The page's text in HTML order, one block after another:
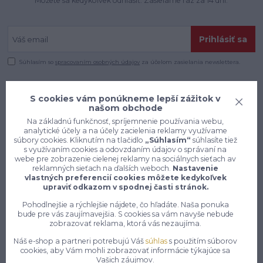
Prihlásiť sa
Súhlasím sospracovaním osobných údajov za účelom zasielania newslettera.
Konečne e-shop, kde nemusíte
vyberať medzi kvalitou a cenou,
pracovné aj voľnočasové oblečenie
S cookies vám ponúkneme lepší zážitok v
našom obchode
Na základnú funkčnosť, spríjemnenie používania webu,
analytické účely a na účely zacielenia reklamy využívame
súbory cookies. Kliknutím na tlačidlo „Súhlasím“ súhlasíte tiež
s využívaním cookies a odovzdaním údajov o správaní na
webe pre zobrazenie cielenej reklamy na sociálnych sieťach av
reklamných sieťach na ďalších weboch. Nastavenie
vlastných preferencií cookies môžete kedykoľvek
upraviť odkazom v spodnej časti stránok.
Pohodlnejšie a rýchlejšie nájdete, čo hľadáte. Naša ponuka
bude pre vás zaujímavejšia. S cookies sa vám navyše nebude
zobrazovať reklama, ktorá vás nezaujíma.
Náš e-shop a partneri potrebujú Vášsúhlas s použitím súborov
cookies, aby Vám mohli zobrazovať informácie týkajúce sa
Vašich záujmov.